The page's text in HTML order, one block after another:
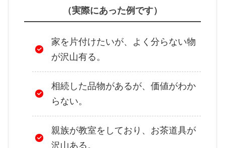
（実際にあった例です）
家を片付けたいが、よく分らない物
が沢山有る。
相続した品物があるが、価値がわか
らない。
親族が教室をしており、お茶道具が
沢山ある。